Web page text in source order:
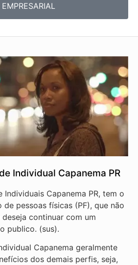
EMPRESARIAL
Individual Capanema PR
Individuais Capanema PR, tem o
pessoas físicas (PF), que não
continuar com um
publico. (sus).
Capanema geralmente
dos demais perfis, seja,